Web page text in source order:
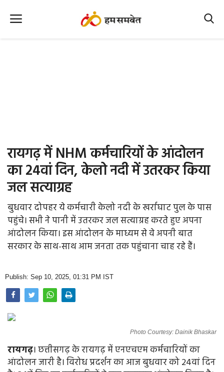
Office Office
Political Gossips
Farm & Food
Opinion
Photo Gallery
Home
रायगढ़ में NHM कर्मचारियों के आंदोलन
का 24वां दिन, केलो नदी में उतरकर किया
जल सत्याग्रह
बुधवार दोपहर ये कर्मचारी केलो नदी के खर्राघाट पुल के पास
पहुंचे। सभी ने पानी में उतरकर जल सत्याग्रह करते हुए अपना
आंदोलन किया। इस आंदोलन के माध्यम से वे अपनी बात
सरकार के साथ-साथ आम जनता तक पहुंचाना चाह रहे हैं।
Publish: Sep 10, 2025, 01:31 PM IST
Photo Courtesy: Dainik Bhaskar
रायगढ़। छत्तीसगढ़ के रायगढ़ में एनएचएम कर्मचारियों का
आंदोलन जारी है। विरोध प्रदर्शन का आज बुधवार को 24वां दिन